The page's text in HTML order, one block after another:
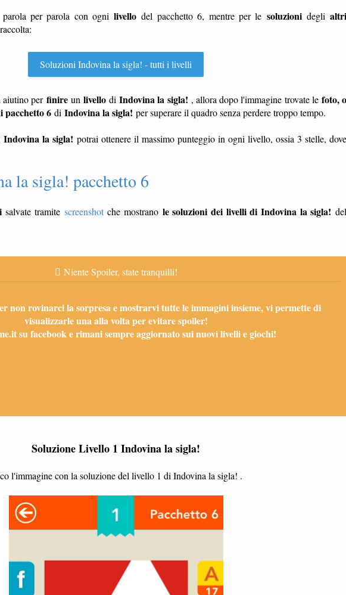
per parola con ognilivello del pacchetto 6, mentre per le soluzionidegli
Soluzioni Indovina la sigla! - tutti i livelli
aiutino per finireun livellodiIndovina la sigla! , allora dopo l'immagine trovate le foto,
pacchetto 6 di Indovina la sigla! per superare il quadro senza perdere troppo tempo.
Indovina la sigla! potrai ottenere il massimo punteggio in ogni livello, ossia 3 stelle, dove
la sigla! pacchetto 6
salvate tramite screenshotche mostrano le soluzioni dei livelli di Indovina la sigla!
Niente Spoiler, state tranquilli!
non rovinarci la sorpresa e mostrarvi tutte le immagini insieme, vi permette di
visualizzarle una alla volta per evitare spoiler!
su facebook e rimani sempre aggiornato sui nuovi livelli e giochi!
Soluzione Livello 1 Indovina la sigla!
l'immagine con la soluzione del livello 1 di Indovina la sigla! .